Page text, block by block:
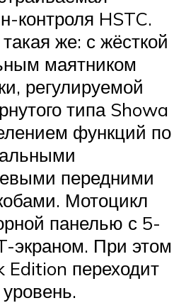
контроля HSTC.
же: с жёсткой
маятником
регулируемой
типа Showa
функций по
передними
Мотоцикл
панелью с 5-
При этом
Edition переходит